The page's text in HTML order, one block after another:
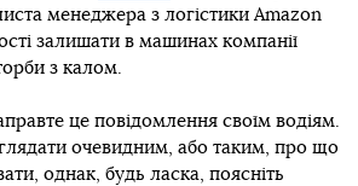
менеджера з логістики Amazon
залишати в машинах компанії
з калом.
це повідомлення своїм водіям.
очевидним, або таким, про що
однак, будь ласка, поясніть